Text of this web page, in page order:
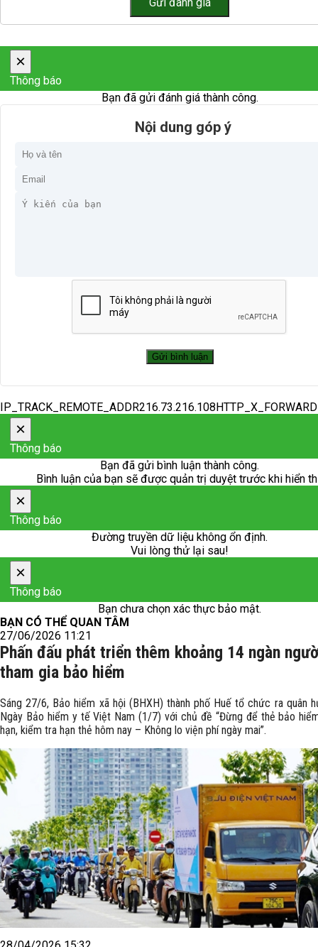
×
Thông báo
Bạn đã gửi đánh giá thành công.
Nội dung góp ý
×
Thông báo
Bạn đã gửi bình luận thành công.
Bình luận của bạn sẽ được quản trị duyệt trước khi hiển
×
Thông báo
Đường truyền dữ liệu không ổn định.
Vui lòng thử lại sau!
×
Thông báo
Bạn chưa chọn xác thực bảo mật.
BẠN CÓ THỂ QUAN TÂM
27/06/2026 11:21
Phấn đấu phát triển thêm khoảng 14 ngàn
tham gia bảo hiểm
Sáng 27/6, Bảo hiểm xã hội (BHXH) thành phố Huế tổ chức ra quân
Ngày Bảo hiểm y tế Việt Nam (1/7) với chủ đề “Đừng để thẻ bảo
hạn, kiểm tra hạn thẻ hôm nay – Không lo viện phí ngày mai”.